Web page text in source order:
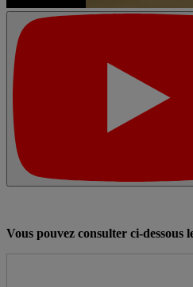
Vous pouvez consulter ci-dessous